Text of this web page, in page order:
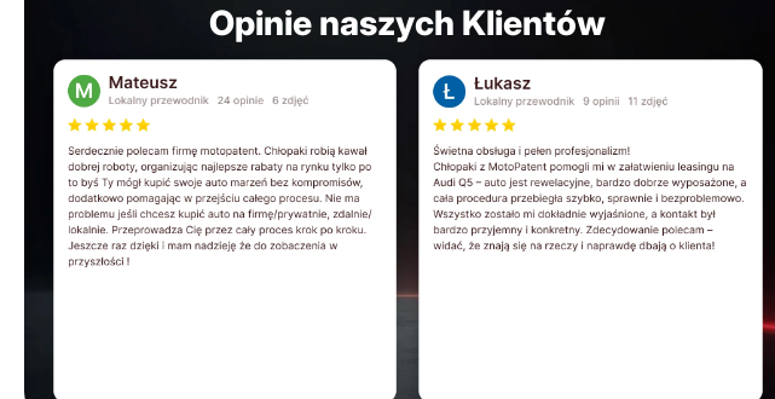
Opinie naszych Klientów